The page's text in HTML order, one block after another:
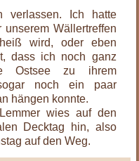
verlassen. Ich hatte
Wällertreffen
wird, oder eben
dass ich noch ganz
Ostsee zu ihrem
noch ein paar
hängen konnte.
wies auf den
Decktag hin, also
auf den Weg.